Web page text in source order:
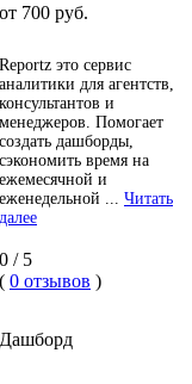
от 700 руб.
Reportz это сервис
аналитики для агентств,
консультантов и
менеджеров. Помогает
создать дашборды,
сэкономить время на
ежемесячной и
еженедельной ... Читать
далее
0 / 5
( 0 отзывов )
Дашборд